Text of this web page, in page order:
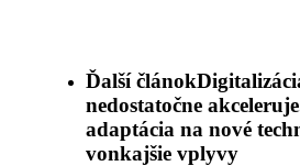
Ďalší článok
nedostatočne
adaptácia na nové
vonkajšie vplyvy